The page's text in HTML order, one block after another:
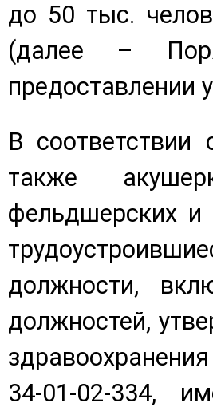
до 50 тыс.
(далее –
предоставлении
В
также
фельдшерских и
должности,
должностей,
34-01-02-334,